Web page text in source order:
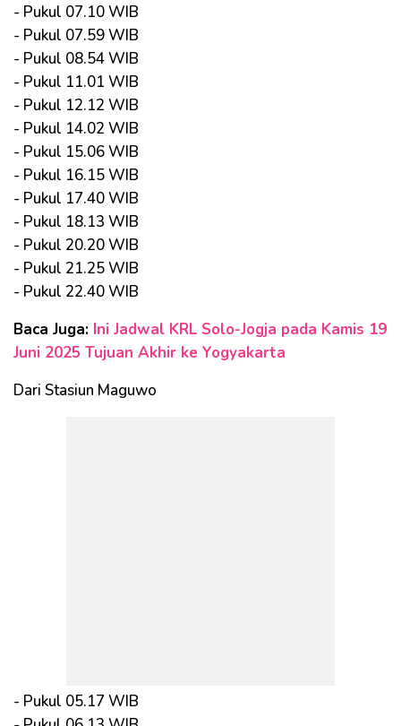
- Pukul 07.10 WIB
- Pukul 07.59 WIB
- Pukul 08.54 WIB
- Pukul 11.01 WIB
- Pukul 12.12 WIB
- Pukul 14.02 WIB
- Pukul 15.06 WIB
- Pukul 16.15 WIB
- Pukul 17.40 WIB
- Pukul 18.13 WIB
- Pukul 20.20 WIB
- Pukul 21.25 WIB
- Pukul 22.40 WIB
Baca Juga: Ini Jadwal KRL Solo-Jogja pada Kamis 19
Juni 2025 Tujuan Akhir ke Yogyakarta
Dari Stasiun Maguwo
- Pukul 05.17 WIB